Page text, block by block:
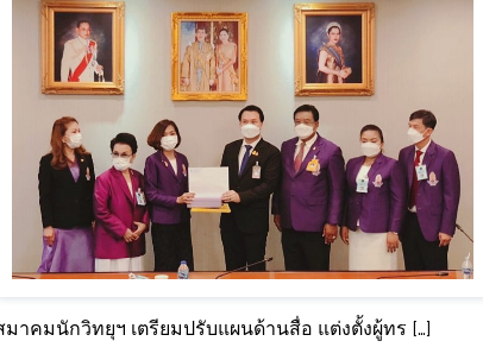
มาคมนักวิทยุฯ เตรียมปรับแผนด้านสื่อ แต่งตั้งผู้ทร […]